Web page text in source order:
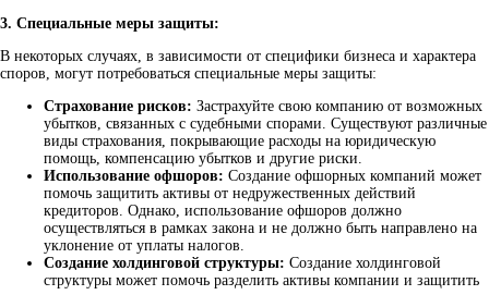
3. Специальные меры защиты:
В некоторых случаях, в зависимости от специфики бизнеса и характера
споров, могут потребоваться специальные меры защиты:
Страхование рисков: Застрахуйте свою компанию от возможных
убытков, связанных с судебными спорами. Существуют различные
виды страхования, покрывающие расходы на юридическую
помощь, компенсацию убытков и другие риски.
Использование офшоров: Создание офшорных компаний может
помочь защитить активы от недружественных действий
кредиторов. Однако, использование офшоров должно
осуществляться в рамках закона и не должно быть направлено на
уклонение от уплаты налогов.
Создание холдинговой структуры: Создание холдинговой
структуры может помочь разделить активы компании и защитить